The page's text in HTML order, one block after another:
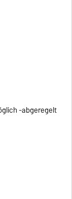
-abgeregelt